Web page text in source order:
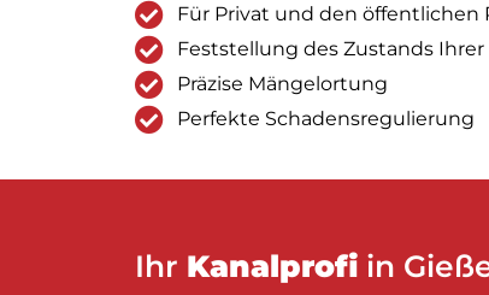
Für Privat und den öffentlichen
Feststellung des Zustands
Präzise Mängelortung
Perfekte Schadensregulierung
Ihr Kanalprofi in